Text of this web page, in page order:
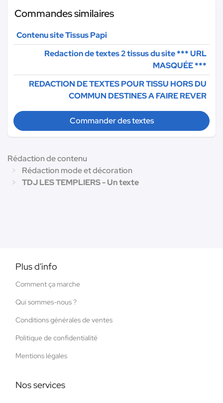
Commandes similaires
Contenu site Tissus Papi
Redaction de textes 2 tissus du site*** URL
MASQUÉE ***
REDACTION DE TEXTES POUR TISSU HORS DU
COMMUN DESTINES A FAIRE REVER
Commander des textes
Rédaction de contenu
Rédaction mode et décoration
TDJ LES TEMPLIERS - Un texte
Plus d'info
Comment ça marche
Qui sommes-nous ?
Conditions générales de ventes
Politique de confidentialité
Mentions légales
Nos services